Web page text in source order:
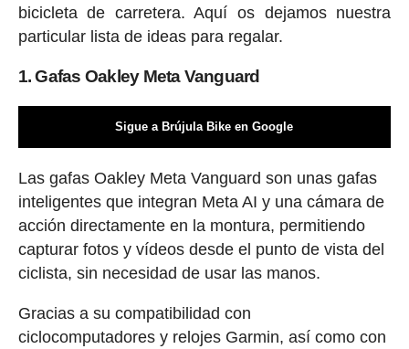
bicicleta de carretera. Aquí os dejamos nuestra
particular lista de ideas para regalar.
1. Gafas Oakley Meta Vanguard
Sigue a Brújula Bike en Google
Las gafas Oakley Meta Vanguard son unas gafas
inteligentes que integran Meta AI y una cámara de
acción directamente en la montura, permitiendo
capturar fotos y vídeos desde el punto de vista del
ciclista, sin necesidad de usar las manos.
Gracias a su compatibilidad con
ciclocomputadores y relojes Garmin, así como con